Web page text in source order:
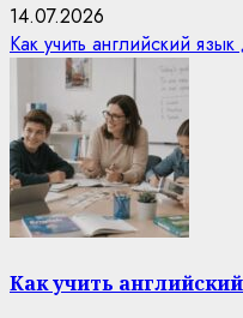
14.07.2026
Как учить английский
Как учить